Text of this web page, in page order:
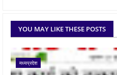
YOU MAY LIKE THESE POSTS
मध्यप्रदेश